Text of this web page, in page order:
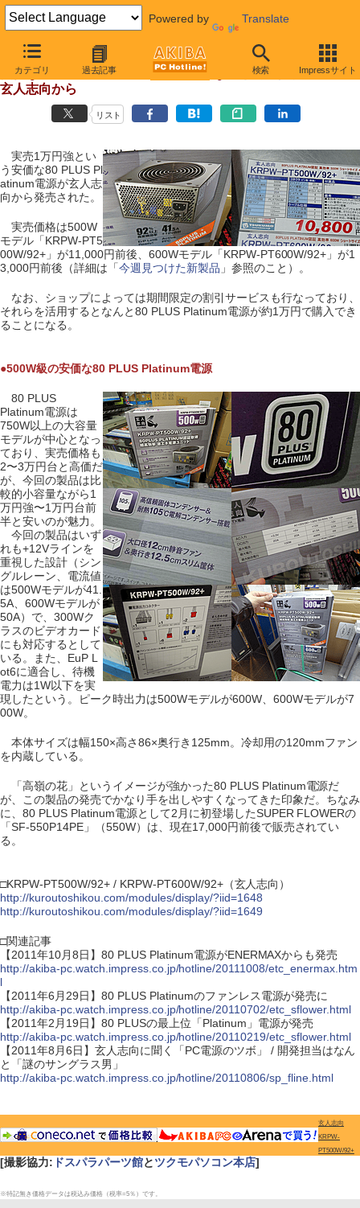
Powered by Translate
カテゴリ 過去記事 検索 Impressサイト
【 2011年12月1日 】
安価な80 PLUS Platinum電源登場、なんと約1万円
玄人志向から
リスト
実売1万円強とい
う安価な80 PLUS Pl
atinum電源が玄人志
向から発売された。
実売価格は500W
モデル「KRPW-PT5
00W/92+」が11,000円前後、600Wモデル「KRPW-PT600W/92+」が1
3,000円前後（詳細は「今週見つけた新製品 」参照のこと）。
なお、ショップによっては期間限定の割引サービスも行なっており、
それらを活用するとなんと80 PLUS Platinum電源が約1万円で購入でき
ることになる。
●500W級の安価な80 PLUS Platinum電源
80 PLUS
Platinum電源は
750W以上の大容量
モデルが中心となっ
ており、実売価格も
2〜3万円台と高価だ
が、今回の製品は比
較的小容量ながら1
万円強〜1万円台前
半と安いのが魅力。
今回の製品はいず
れも+12Vラインを
重視した設計（シン
グルレーン、電流値
は500Wモデルが41.
5A、600Wモデルが
50A）で、300Wク
ラスのビデオカード
にも対応するとして
いる。また、EuP L
ot6に適合し、待機
電力は1W以下を実
現したという。ピーク時出力は500Wモデルが600W、600Wモデルが7
00W。
本体サイズは幅150×高さ86×奥行き125mm。冷却用の120mmファン
を内蔵している。
「高嶺の花」というイメージが強かった80 PLUS Platinum電源だ
が、この製品の発売でかなり手を出しやすくなってきた印象だ。ちなみ
に、80 PLUS Platinum電源として2月に初登場したSUPER FLOWERの
「SF-550P14PE」（550W）は、現在17,000円前後で販売されてい
る。
□KRPW-PT500W/92+ / KRPW-PT600W/92+（玄人志向）
http://kuroutoshikou.com/modules/display/?iid=1648
http://kuroutoshikou.com/modules/display/?iid=1649
□関連記事
【2011年10月8日】80 PLUS Platinum電源がENERMAXからも発売
http://akiba-pc.watch.impress.co.jp/hotline/20111008/etc_enermax.htm
l
【2011年6月29日】80 PLUS Platinumのファンレス電源が発売に
http://akiba-pc.watch.impress.co.jp/hotline/20110702/etc_sflower.html
【2011年2月19日】80 PLUSの最上位「Platinum」電源が発売
http://akiba-pc.watch.impress.co.jp/hotline/20110219/etc_sflower.html
【2011年8月6日】玄人志向に聞く「PC電源のツボ」 / 開発担当はなん
と「謎のサングラス男」
http://akiba-pc.watch.impress.co.jp/hotline/20110806/sp_fline.html
玄人志向
KRPW-
PT500W/92+
[撮影協力: ドスパラパーツ館とツクモパソコン本店]
※特記無き価格データは税込み価格（税率=5％）です。